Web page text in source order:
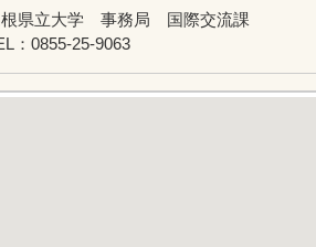
県立大学 事務局 国際交流課
：0855-25-9063